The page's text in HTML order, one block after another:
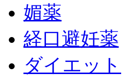
媚薬
経口避妊薬
ダイエット